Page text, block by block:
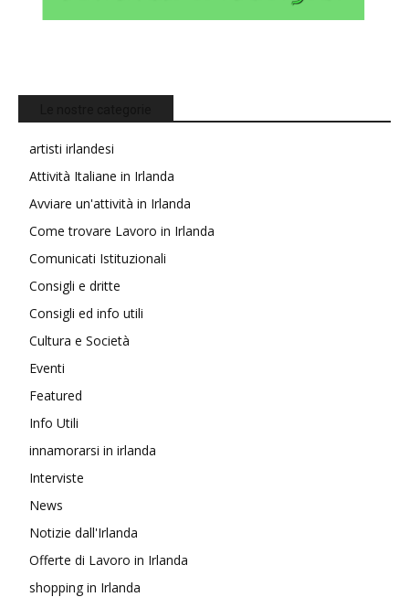
artisti irlandesi
Attività Italiane in Irlanda
Avviare un'attività in Irlanda
Come trovare Lavoro in Irlanda
Comunicati Istituzionali
Consigli e dritte
Consigli ed info utili
Cultura e Società
Eventi
Featured
Info Utili
innamorarsi in irlanda
Interviste
News
Notizie dall'Irlanda
Offerte di Lavoro in Irlanda
shopping in Irlanda